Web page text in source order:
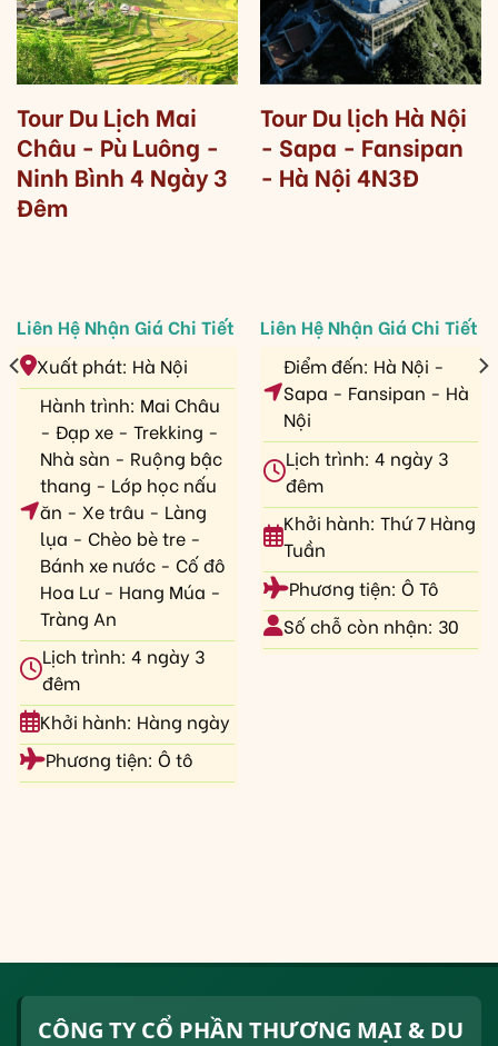
Tour Du Lịch Mai
Châu - Pù Luông -
Ninh Bình 4 Ngày 3
Đêm
Xuất phát: Hà Nội
Hành trình: Mai Châu
- Đạp xe - Trekking -
Nhà sàn - Ruộng bậc
thang - Lớp học nấu
ăn - Xe trâu - Làng
lụa - Chèo bè tre -
Bánh xe nước - Cố đô
Hoa Lư - Hang Múa -
Tràng An
Lịch trình: 4 ngày 3
đêm
Khởi hành: Hàng ngày
Phương tiện: Ô tô
Tour Du lịch Hà Nội
- Sapa - Fansipan
- Hà Nội 4N3Đ
Điểm đến: Hà Nội -
Sapa - Fansipan - Hà
Nội
Lịch trình: 4 ngày 3
đêm
Khởi hành: Thứ 7 Hàng
Tuần
Phương tiện: Ô Tô
Số chỗ còn nhận: 30
CÔNG TY CỔ PHẦN THƯƠNG MẠI & DU